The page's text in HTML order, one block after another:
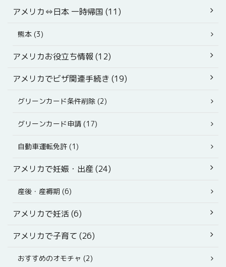
アメリカ⇔日本 一時帰国 (11)
熊本 (3)
アメリカお役立ち情報 (12)
アメリカでビザ関連手続き (19)
グリーンカード条件削除 (2)
グリーンカード申請 (17)
自動車運転免許 (1)
アメリカで妊娠・出産 (24)
産後・産褥期 (6)
アメリカで妊活 (6)
アメリカで子育て (26)
おすすめのオモチャ (2)